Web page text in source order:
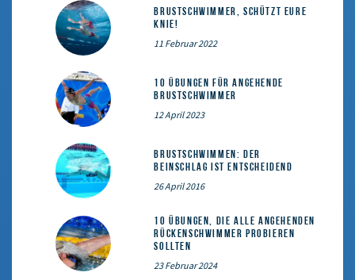
Brustschwimmer, schützt eure
Knie!
11 Februar 2022
10 Übungen für angehende
Brustschwimmer
12 April 2023
Brustschwimmen: Der
Beinschlag ist entscheidend
26 April 2016
10 Übungen, die alle angehenden
Rückenschwimmer probieren
sollten
23 Februar 2024